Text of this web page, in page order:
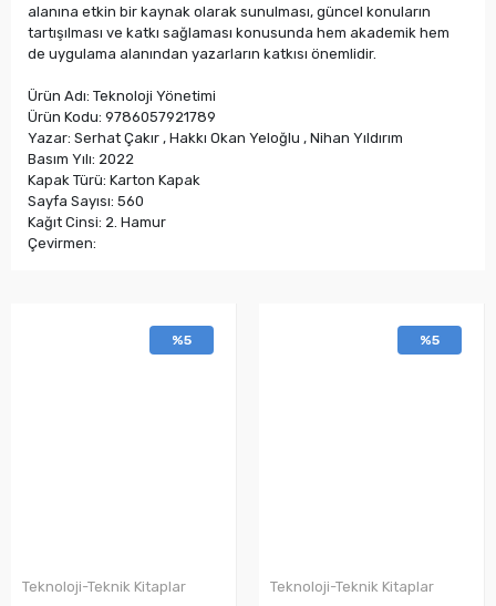
alanına etkin bir kaynak olarak sunulması, güncel konuların
tartışılması ve katkı sağlaması konusunda hem akademik hem
de uygulama alanından yazarların katkısı önemlidir.
Ürün Adı: Teknoloji Yönetimi
Ürün Kodu: 9786057921789
Yazar: Serhat Çakır , Hakkı Okan Yeloğlu , Nihan Yıldırım
Basım Yılı: 2022
Kapak Türü: Karton Kapak
Sayfa Sayısı: 560
Kağıt Cinsi: 2. Hamur
Çevirmen:
%5
Teknoloji-Teknik Kitaplar
%5
Teknoloji-Teknik Kitaplar